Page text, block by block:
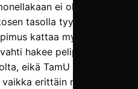
ei ole sopimusta
tasolla tyypillistä.
kattaa myös ensi
hakee pelipaikkaa
eikä TamU asetu nuoren
erittäin mielellään